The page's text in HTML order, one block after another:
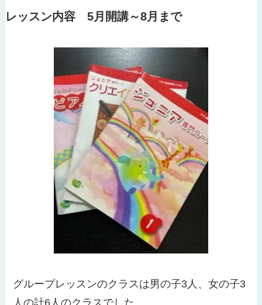
レッスン内容 5月開講～8月まで
グループレッスンのクラスは男の子3人、女の子3